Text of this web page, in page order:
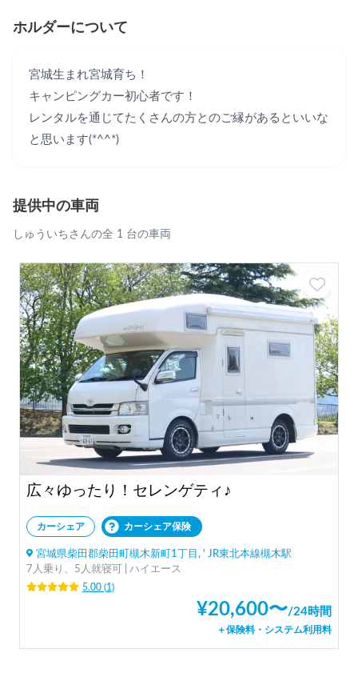
ホルダーについて
宮城生まれ宮城育ち！
キャンピングカー初心者です！
レンタルを通じてたくさんの方とのご縁があるといいな
と思います(*^^*)
提供中の車両
しゅういちさんの全 1 台の車両
広々ゆったり！セレンゲティ♪
カーシェア カーシェア保険
宮城県柴田郡柴田町槻木新町1丁目, ' JR東北本線槻木駅
7人乗り、5人就寝可 | ハイエース
5.00(1)
¥20,600〜/24時間
＋保険料・システム利用料